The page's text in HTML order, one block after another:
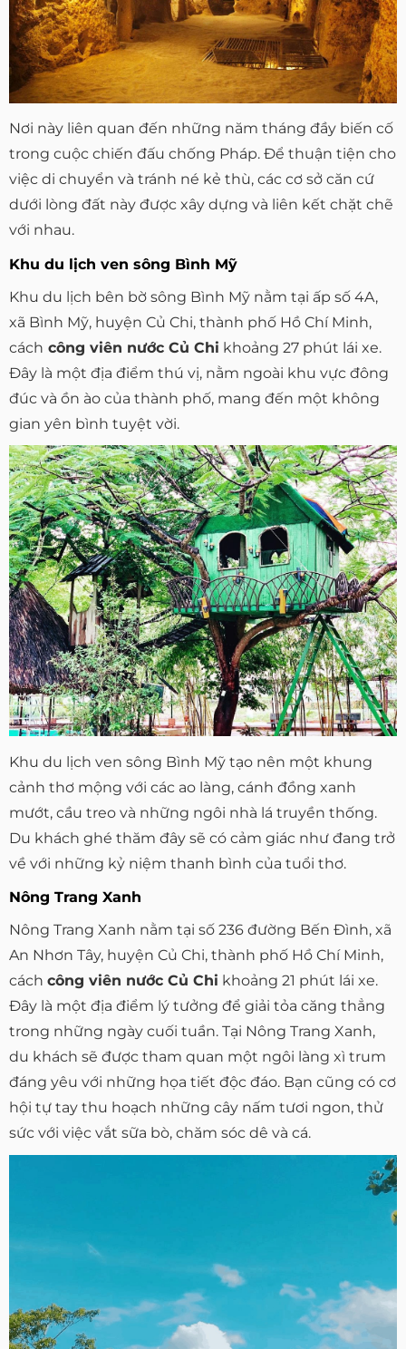
Nơi này liên quan đến những năm tháng đầy biến cố
trong cuộc chiến đấu chống Pháp. Để thuận tiện cho
việc di chuyển và tránh né kẻ thù, các cơ sở căn cứ
dưới lòng đất này được xây dựng và liên kết chặt chẽ
với nhau.
Khu du lịch ven sông Bình Mỹ
Khu du lịch bên bờ sông Bình Mỹ nằm tại ấp số 4A,
xã Bình Mỹ, huyện Củ Chi, thành phố Hồ Chí Minh,
cách công viên nước Củ Chi khoảng 27 phút lái xe.
Đây là một địa điểm thú vị, nằm ngoài khu vực đông
đúc và ồn ào của thành phố, mang đến một không
gian yên bình tuyệt vời.
Khu du lịch ven sông Bình Mỹ tạo nên một khung
cảnh thơ mộng với các ao làng, cánh đồng xanh
mướt, cầu treo và những ngôi nhà lá truyền thống.
Du khách ghé thăm đây sẽ có cảm giác như đang trở
về với những kỷ niệm thanh bình của tuổi thơ.
Nông Trang Xanh
Nông Trang Xanh nằm tại số 236 đường Bến Đình, xã
An Nhơn Tây, huyện Củ Chi, thành phố Hồ Chí Minh,
cách công viên nước Củ Chi khoảng 21 phút lái xe.
Đây là một địa điểm lý tưởng để giải tỏa căng thẳng
trong những ngày cuối tuần. Tại Nông Trang Xanh,
du khách sẽ được tham quan một ngôi làng xì trum
đáng yêu với những họa tiết độc đáo. Bạn cũng có cơ
hội tự tay thu hoạch những cây nấm tươi ngon, thử
sức với việc vắt sữa bò, chăm sóc dê và cá.